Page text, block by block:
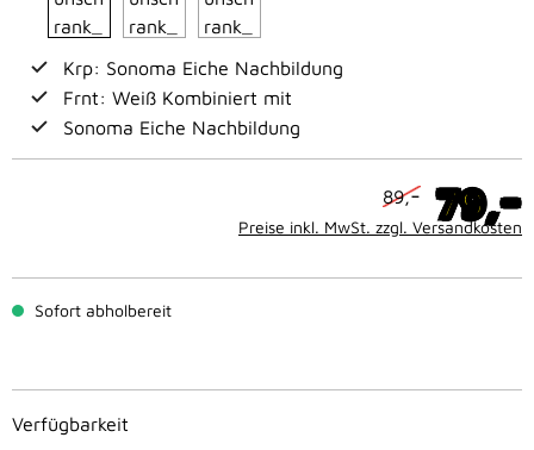
Krp: Sonoma Eiche Nachbildung
Frnt: Weiß Kombiniert mit
Sonoma Eiche Nachbildung
89,- 79,-
Preise inkl. MwSt. zzgl. Versandkosten
Sofort abholbereit
Verfügbarkeit